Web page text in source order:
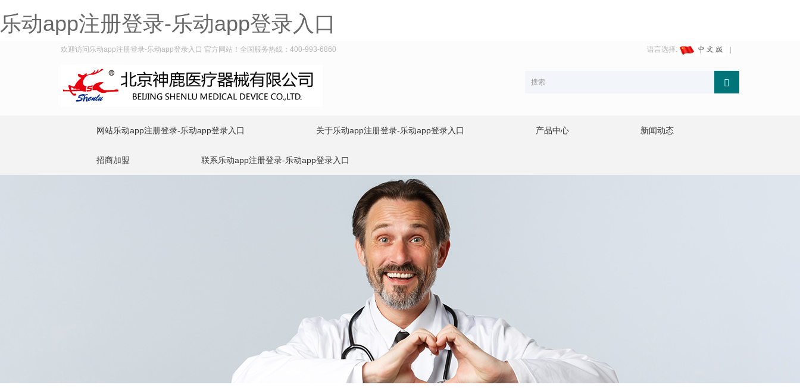
乐动app注册登录-乐动app登录入口
欢迎访问乐动app注册登录-乐动app登录入口 官方网站！全国服务热线：400-993-6860 语言选择:
网站乐动app注册登录-乐动app登录入口 关于乐动app注册登录-乐动app登录入口 产品中心 新闻动态
招商加盟 联系乐动app注册登录-乐动app登录入口